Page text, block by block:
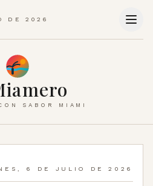
DE 2026
SABOR MIAMI
6 DE JULIO DE 2026